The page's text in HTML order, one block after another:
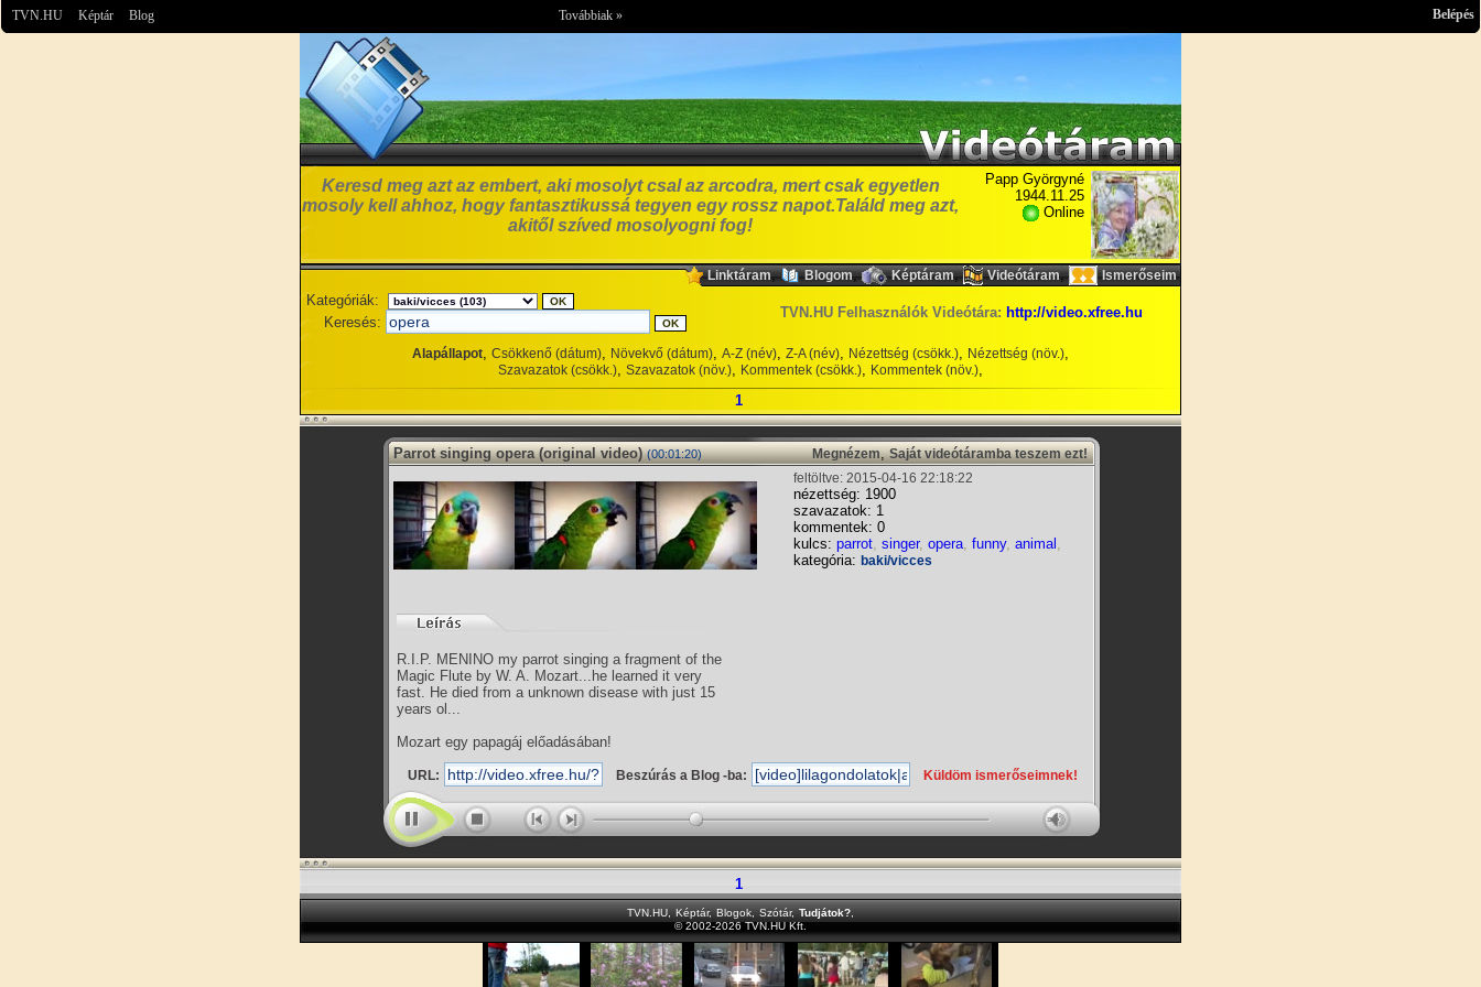
TVN.HU Képtár Blog Továbbiak » Belépés
Keresd meg azt az embert, aki mosolyt csal az arcodra, mert csak egyetlen
mosoly kell ahhoz, hogy fantasztikussá tegyen egy rossz napot.Találd meg azt,
akitől szíved mosolyogni fog!
Papp Györgyné
1944.11.25
Online
Linktáram, Blogom, Képtáram, Videótáram, Ismerőseim
Kategóriák:
Keresés:
TVN.HU Felhasználók Videótára: http://video.xfree.hu
Alapállapot, Csökkenő (dátum), Növekvő (dátum), A-Z (név), Z-A (név), Nézettség (csökk.), Nézettség (növ.),
Szavazatok (csökk.), Szavazatok (növ.), Kommentek (csökk.), Kommentek (növ.),
1
Parrot singing opera (original video) (00:01:20) Megnézem,Saját videótáramba teszem ezt!
feltöltve: 2015-04-16 22:18:22
nézettség: 1900
szavazatok: 1
kommentek: 0
kulcs: parrot, singer, opera, funny, animal ,
kategória: baki/vicces
R.I.P. MENINO my parrot singing a fragment of the
Magic Flute by W. A. Mozart...he learned it very
fast. He died from a unknown disease with just 15
years ol...
Mozart egy papagáj előadásában!
URL: Beszúrás a Blog -ba: Küldöm ismerőseimnek!
1
TVN.HU Képtár, Blogok Szótár, Tudjátok?
© 2002-2026 TVN.HU Kft.